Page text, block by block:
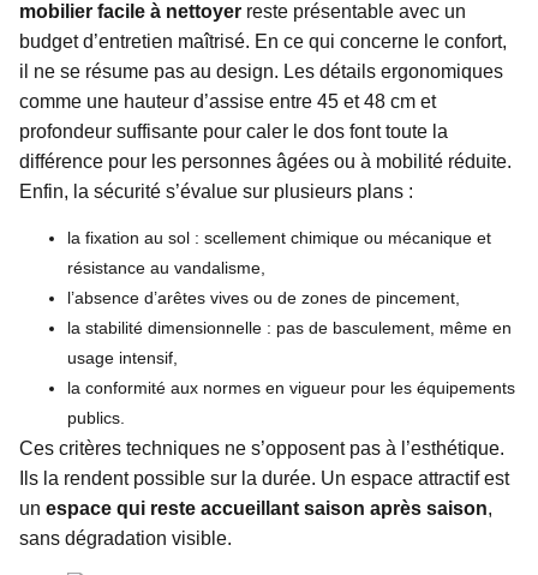
mobilier facile à nettoyer reste présentable avec un
budget d’entretien maîtrisé. En ce qui concerne le confort,
il ne se résume pas au design. Les détails ergonomiques
comme une hauteur d’assise entre 45 et 48 cm et
profondeur suffisante pour caler le dos font toute la
différence pour les personnes âgées ou à mobilité réduite.
Enfin, la sécurité s’évalue sur plusieurs plans :
la fixation au sol : scellement chimique ou mécanique et
résistance au vandalisme,
l’absence d’arêtes vives ou de zones de pincement,
la stabilité dimensionnelle : pas de basculement, même en
usage intensif,
la conformité aux normes en vigueur pour les équipements
publics.
Ces critères techniques ne s’opposent pas à l’esthétique.
Ils la rendent possible sur la durée. Un espace attractif est
un espace qui reste accueillant saison après saison,
sans dégradation visible.